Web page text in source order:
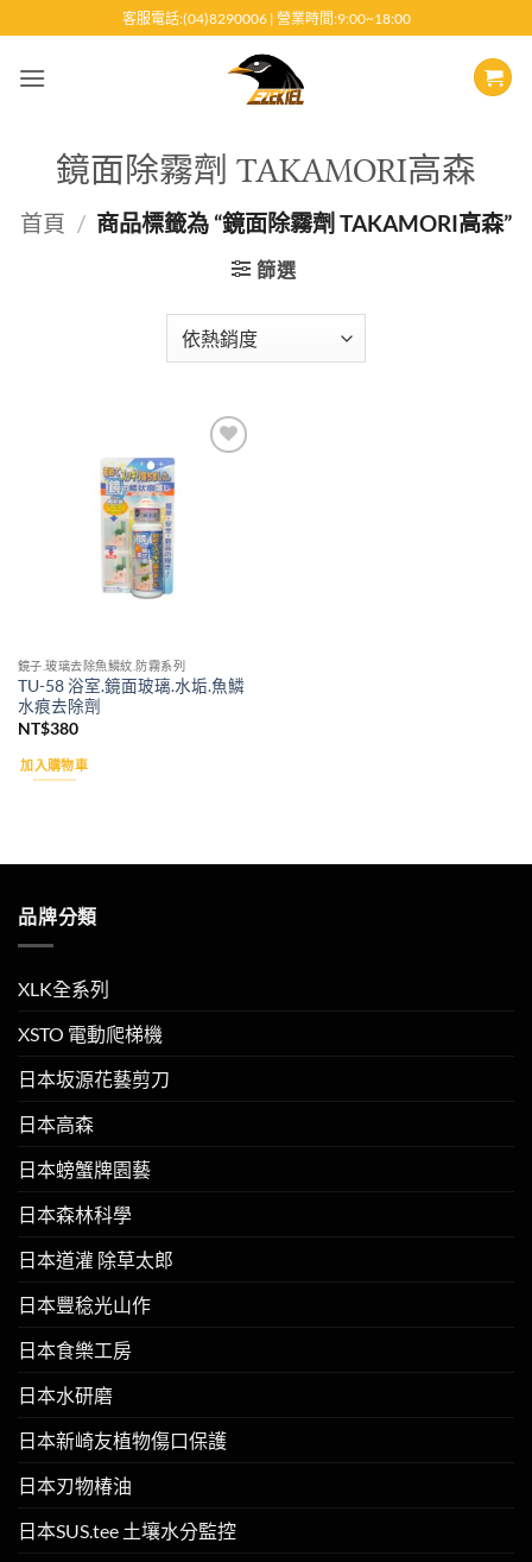
至
客服電話:(04)8290006 | 營業時間:9:00~18:00
鏡面除霧劑 TAKAMORI高森
首頁 / 商品標籤為 “鏡面除霧劑 TAKAMORI高森”
篩選
鏡子.玻璃去除魚鱗紋.防霧系列
TU-58 浴室.鏡面玻璃.水垢.魚鱗
水痕去除劑
NT$380
加入購物車
品牌分類
XLK全系列
XSTO 電動爬梯機
日本坂源花藝剪刀
日本高森
日本螃蟹牌園藝
日本森林科學
日本道灌 除草太郎
日本豐稔光山作
日本食樂工房
日本水研磨
日本新崎友植物傷口保護
日本刃物椿油
日本SUS.tee 土壤水分監控